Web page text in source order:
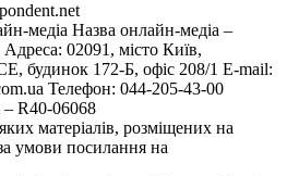
медіа Назва онлайн-медіа –
02091, місто Київ,
172-Б, офіс 208/1 E-mail:
Телефон: 044-205-43-00
– R40-06068
матеріалів, розміщених на
умови посилання на